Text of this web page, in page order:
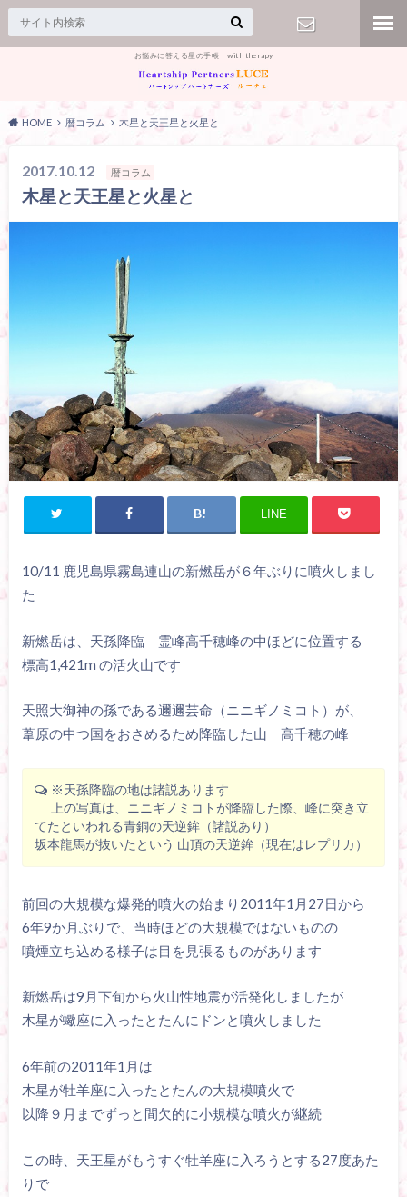
お悩みに答える星の手帳 with therapy
せ】
HOME 暦コラム 木星と天王星と火星と
2017.10.12 暦コラム
木星と天王星と火星と
LINE
10/11 鹿児島県霧島連山の新燃岳が６年ぶりに噴火しまし
た
新燃岳は、天孫降臨 霊峰高千穂峰の中ほどに位置する
標高1,421m の活火山です
天照大御神の孫である邇邇芸命（ニニギノミコト）が、
葦原の中つ国をおさめるため降臨した山 高千穂の峰
※天孫降臨の地は諸説あります
上の写真は、ニニギノミコトが降臨した際、峰に突き立
てたといわれる青銅の天逆鉾（諸説あり）
坂本龍馬が抜いたという 山頂の天逆鉾（現在はレプリカ）
前回の大規模な爆発的噴火の始まり2011年1月27日から
6年9か月ぶりで、当時ほどの大規模ではないものの
噴煙立ち込める様子は目を見張るものがあります
新燃岳は9月下旬から火山性地震が活発化しましたが
木星が蠍座に入ったとたんにドンと噴火しました
6年前の2011年1月は
木星が牡羊座に入ったとたんの大規模噴火で
以降９月までずっと間欠的に小規模な噴火が継続
この時、天王星がもうすぐ牡羊座に入ろうとする27度あた
りで